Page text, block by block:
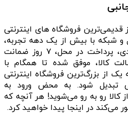
قدیمی‌ترین فروشگاه های اینترنتی
و شبکه با بیش از یک دهه تجربه،
با پایبندی به سه اصل کلیدی، پرداخت در محل، ۷ روز ضمانت
کالا، موفق شده تا همگام با
یک از بزرگ‌ترین فروشگاه اینترنتی
تبدیل شود. به محض ورود به
کالا رو به رو می‌شوید! هر آنچه که
می‌کند در اینجا پیدا خواهید کرد.